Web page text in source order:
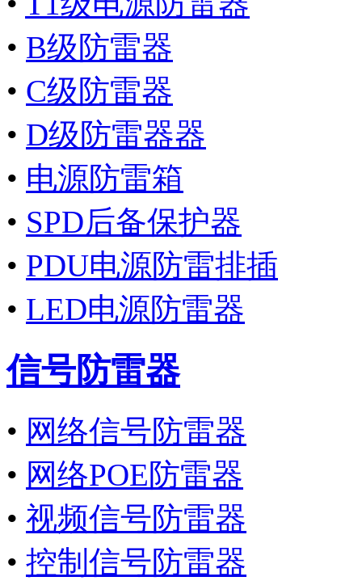
• B级防雷器
• C级防雷器
• D级防雷器器
• 电源防雷箱
• SPD后备保护器
• PDU电源防雷排插
• LED电源防雷器
信号防雷器
• 网络信号防雷器
• 网络POE防雷器
• 视频信号防雷器
• 控制信号防雷器